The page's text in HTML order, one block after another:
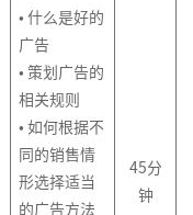
• 什么是好的
广告
• 策划广告的
相关规则
• 如何根据不
同的销售情
形选择适当
的广告方法
45分
钟